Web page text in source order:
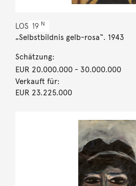
LOS 19 N
„Selbstbildnis gelb-rosa“. 1943
Schätzung:
EUR 20.000.000- 30.000.000
Verkauft für:
EUR 23.225.000